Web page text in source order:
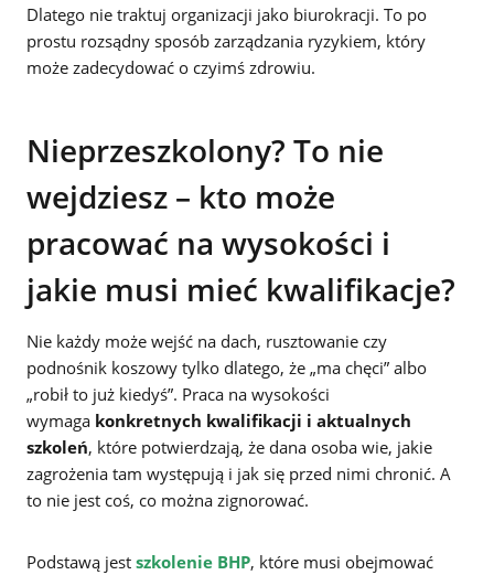
Dlatego nie traktuj organizacji jako biurokracji. To po
prostu rozsądny sposób zarządzania ryzykiem, który
może zadecydować o czyimś zdrowiu.
Nieprzeszkolony? To nie
wejdziesz – kto może
pracować na wysokości i
jakie musi mieć kwalifikacje?
Nie każdy może wejść na dach, rusztowanie czy
podnośnik koszowy tylko dlatego, że „ma chęci” albo
„robił to już kiedyś”. Praca na wysokości
wymaga konkretnych kwalifikacji i aktualnych
szkoleń, które potwierdzają, że dana osoba wie, jakie
zagrożenia tam występują i jak się przed nimi chronić. A
to nie jest coś, co można zignorować.
Podstawą jest szkolenie BHP, które musi obejmować